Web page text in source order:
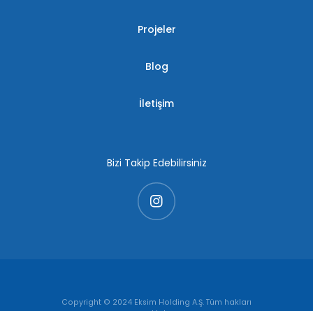
Projeler
Blog
İletişim
Bizi Takip Edebilirsiniz
Copyright © 2024 Eksim Holding A.Ş. Tüm hakları